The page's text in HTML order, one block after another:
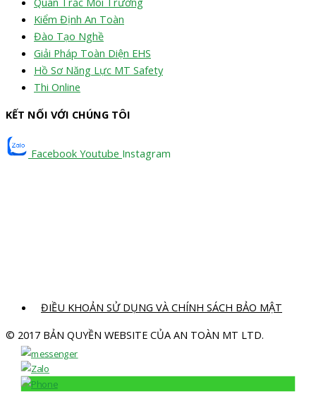
Kiểm Định An Toàn
Đào Tạo Nghề
Giải Pháp Toàn Diện EHS
Hồ Sơ Năng Lực MT Safety
Thi Online
KẾT NỐI VỚI CHÚNG TÔI
Facebook Youtube Instagram
ĐIỀU KHOẢN SỬ DỤNG VÀ CHÍNH SÁCH BẢO MẬT
© 2017 BẢN QUYỀN WEBSITE CỦA AN TOÀN MT LTD.